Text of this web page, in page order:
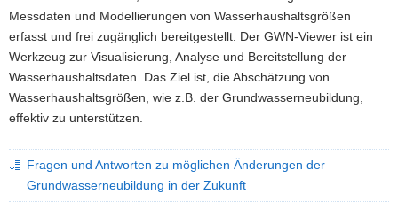
g
r
e
i
f
e
g
a
t
i
o
n
to
r
m
a
t
i
e
i
c
h
Messdaten und Modellierungen von Wasserhaushaltsgrößen
erfasst und frei zugänglich bereitgestellt. Der GWN-Viewer ist ein
Werkzeug zur Visualisierung, Analyse und Bereitstellung der
Wasserhaushaltsdaten. Das Ziel ist, die Abschätzung von
Wasserhaushaltsgrößen, wie z.B. der Grundwasserneubildung,
effektiv zu unterstützen.
Fragen und Antworten zu möglichen Änderungen der
Grundwasserneubildung in der Zukunft